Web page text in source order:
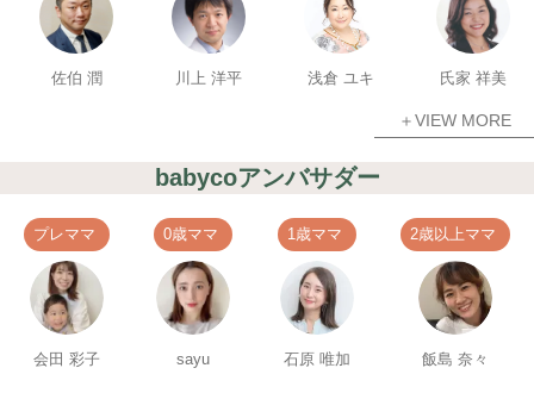
佐伯 潤 川上 洋平 浅倉 ユキ 氏家 祥美
＋VIEW MORE
babycoアンバサダー
プレママ
会田 彩子
0歳ママ
sayu
1歳ママ
石原 唯加
2歳以上ママ
飯島 奈々